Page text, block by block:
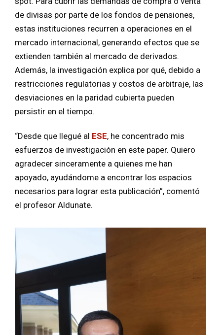
de divisas por parte de los fondos de pensiones,
estas instituciones recurren a operaciones en el
mercado internacional, generando efectos que se
extienden también al mercado de derivados.
Además, la investigación explica por qué, debido a
restricciones regulatorias y costos de arbitraje, las
desviaciones en la paridad cubierta pueden
persistir en el tiempo.
“Desde que llegué al ESE, he concentrado mis
esfuerzos de investigación en este paper. Quiero
agradecer sinceramente a quienes me han
apoyado, ayudándome a encontrar los espacios
necesarios para lograr esta publicación”, comentó
el profesor Aldunate.